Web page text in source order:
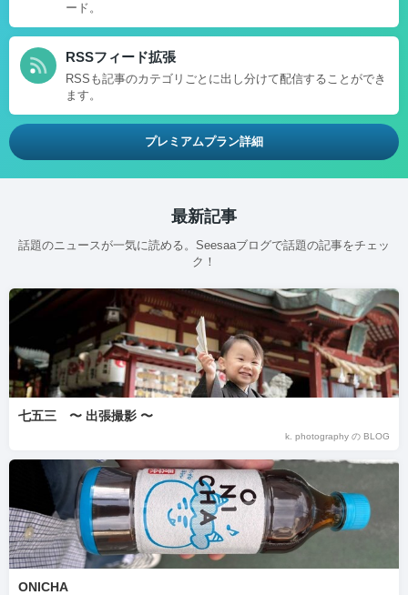
ード。
RSSフィード拡張
RSSも記事のカテゴリごとに出し分けて配信することができ
ます。
プレミアムプラン詳細
最新記事
話題のニュースが一気に読める。Seesaaブログで話題の記事をチェッ
ク！
七五三 〜 出張撮影 〜
k. photography の BLOG
ONICHA